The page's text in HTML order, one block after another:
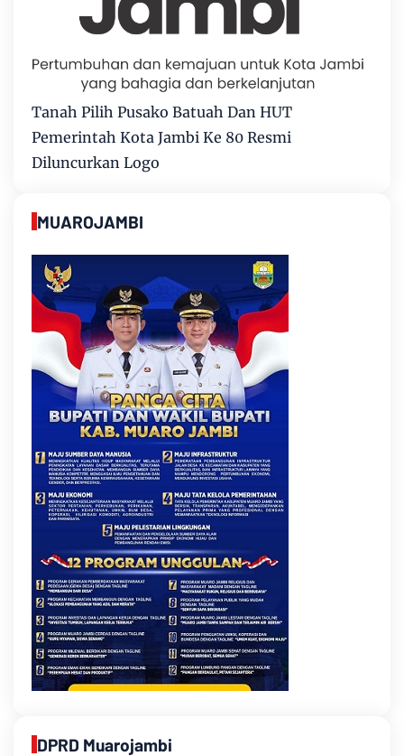
Tanah Pilih Pusako Batuah Dan HUT
Pemerintah Kota Jambi Ke 80 Resmi
Diluncurkan Logo
MUAROJAMBI
DPRD Muarojambi